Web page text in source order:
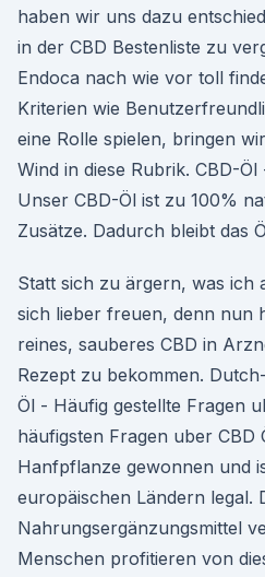
haben wir uns dazu
in der CBD Bestenliste zu
Endoca nach wie vor toll
Kriterien wie
eine Rolle spielen, bringen
Wind in diese Rubrik. CBD-
Unser CBD-Öl ist zu 100%
Zusätze. Dadurch bleibt das
Statt sich zu ärgern, was ich
sich lieber freuen, denn nun
reines, sauberes CBD in
Rezept zu bekommen.
Öl - Häufig gestellte Fragen
häufigsten Fragen uber CBD
Hanfpflanze gewonnen und
europäischen Ländern legal.
Nahrungsergänzungsmittel
Menschen profitieren von